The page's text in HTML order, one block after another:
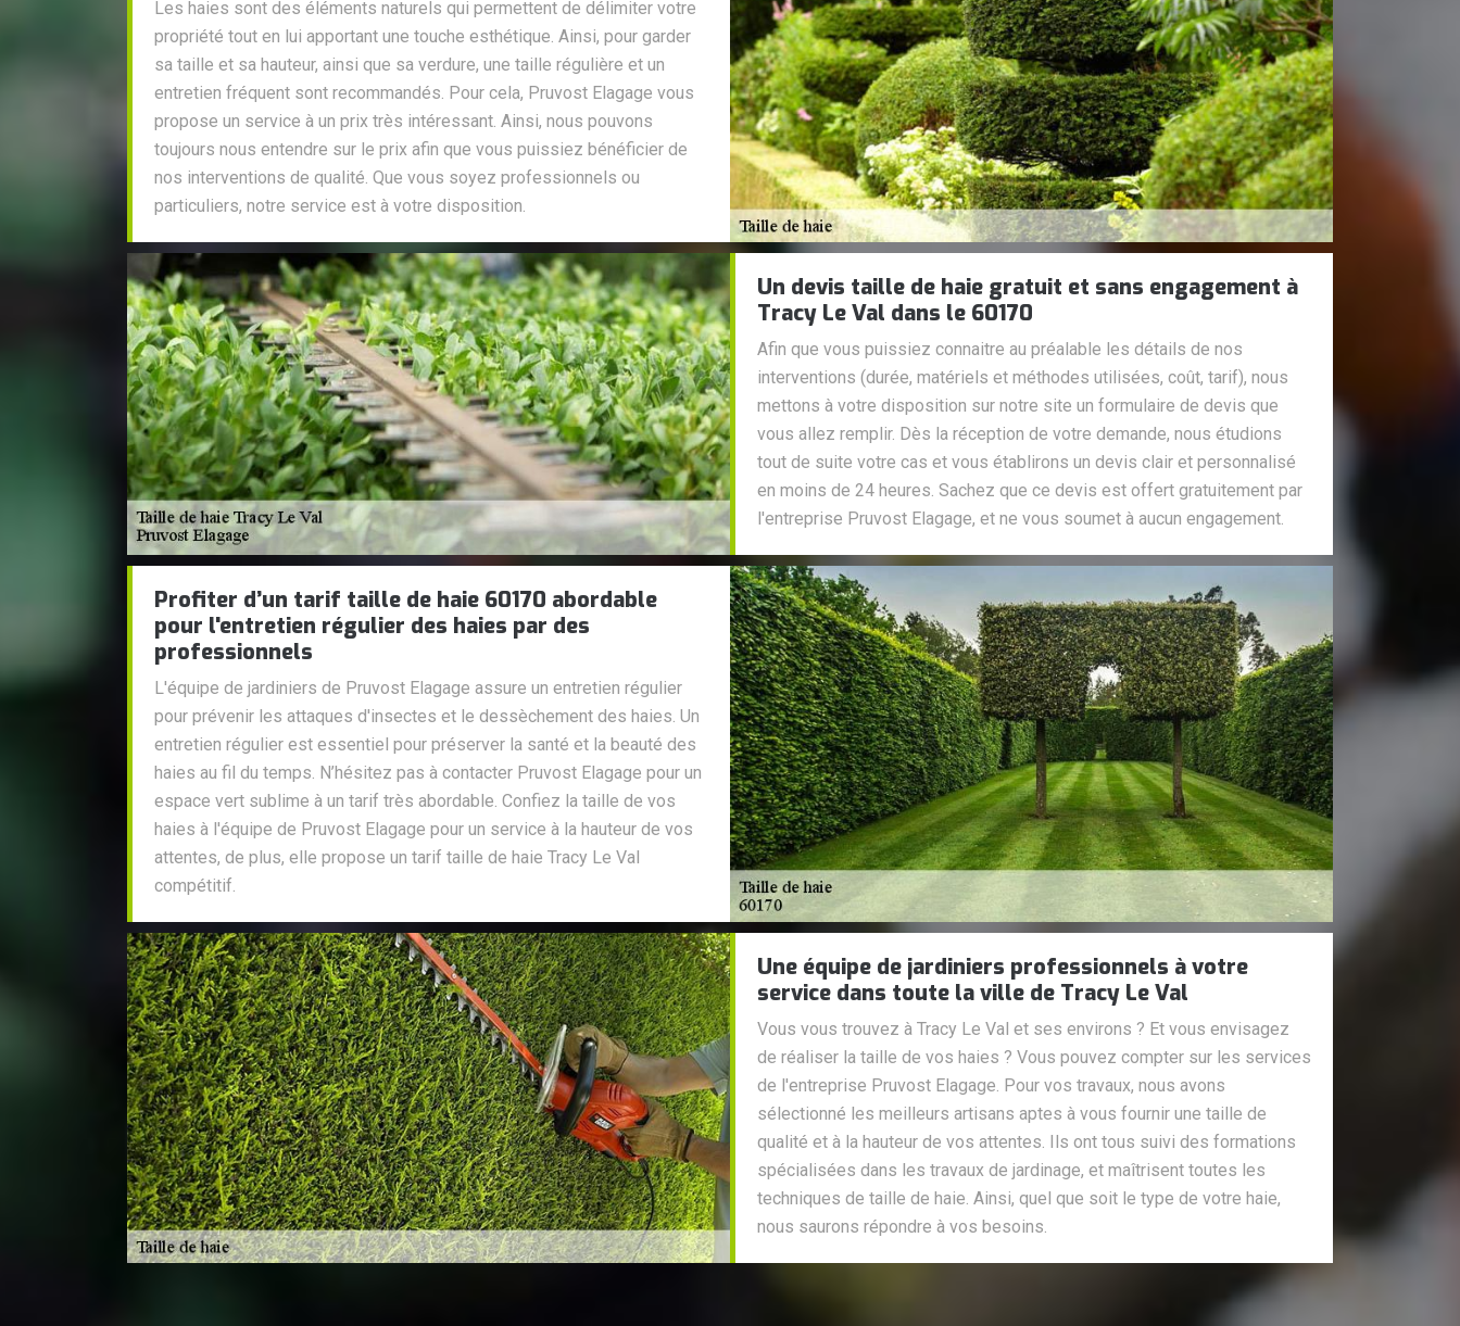
Les haies sont des éléments naturels qui permettent de délimiter votre
propriété tout en lui apportant une touche esthétique. Ainsi, pour garder
sa taille et sa hauteur, ainsi que sa verdure, une taille régulière et un
entretien fréquent sont recommandés. Pour cela, Pruvost Elagage vous
propose un service à un prix très intéressant. Ainsi, nous pouvons
toujours nous entendre sur le prix afin que vous puissiez bénéficier de
nos interventions de qualité. Que vous soyez professionnels ou
particuliers, notre service est à votre disposition.
Un devis taille de haie gratuit et sans engagement à
Tracy Le Val dans le 60170
Afin que vous puissiez connaitre au préalable les détails de nos
interventions (durée, matériels et méthodes utilisées, coût, tarif), nous
mettons à votre disposition sur notre site un formulaire de devis que
vous allez remplir. Dès la réception de votre demande, nous étudions
tout de suite votre cas et vous établirons un devis clair et personnalisé
en moins de 24 heures. Sachez que ce devis est offert gratuitement par
l'entreprise Pruvost Elagage, et ne vous soumet à aucun engagement.
Profiter d’un tarif taille de haie 60170 abordable
pour l'entretien régulier des haies par des
professionnels
L'équipe de jardiniers de Pruvost Elagage assure un entretien régulier
pour prévenir les attaques d'insectes et le dessèchement des haies. Un
entretien régulier est essentiel pour préserver la santé et la beauté des
haies au fil du temps. N’hésitez pas à contacter Pruvost Elagage pour un
espace vert sublime à un tarif très abordable. Confiez la taille de vos
haies à l'équipe de Pruvost Elagage pour un service à la hauteur de vos
attentes, de plus, elle propose un tarif taille de haie Tracy Le Val
compétitif.
Une équipe de jardiniers professionnels à votre
service dans toute la ville de Tracy Le Val
Vous vous trouvez à Tracy Le Val et ses environs ? Et vous envisagez
de réaliser la taille de vos haies ? Vous pouvez compter sur les services
de l'entreprise Pruvost Elagage. Pour vos travaux, nous avons
sélectionné les meilleurs artisans aptes à vous fournir une taille de
qualité et à la hauteur de vos attentes. Ils ont tous suivi des formations
spécialisées dans les travaux de jardinage, et maîtrisent toutes les
techniques de taille de haie. Ainsi, quel que soit le type de votre haie,
nous saurons répondre à vos besoins.